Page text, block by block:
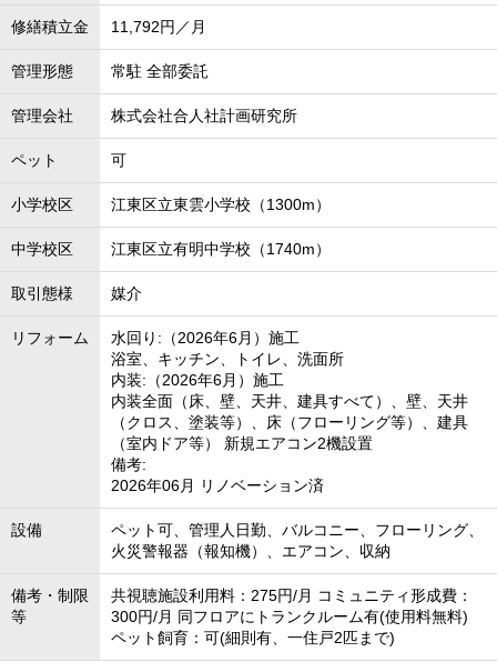
修繕積立金 11,792円／月
管理形態 常駐 全部委託
管理会社 株式会社合人社計画研究所
ペット 可
小学校区 江東区立東雲小学校（1300m）
中学校区 江東区立有明中学校（1740m）
取引態様 媒介
リフォーム
水回り:（2026年6月）施工
浴室、キッチン、トイレ、洗面所
内装:（2026年6月）施工
内装全面（床、壁、天井、建具すべて）、壁、天井
（クロス、塗装等）、床（フローリング等）、建具
（室内ドア等） 新規エアコン2機設置
備考:
2026年06月 リノベーション済
設備
ペット可、管理人日勤、バルコニー、フローリング、
火災警報器（報知機）、エアコン、収納
備考・制限
等
共視聴施設利用料：275円/月 コミュニティ形成費：
300円/月 同フロアにトランクルーム有(使用料無料)
ペット飼育：可(細則有、一住戸2匹まで)